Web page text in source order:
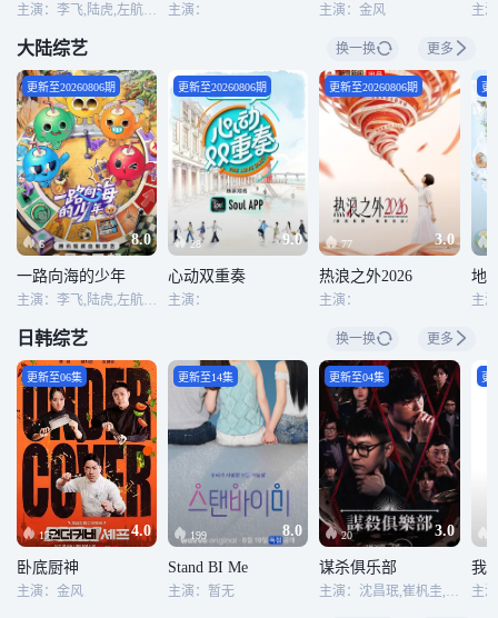
主演：李飞,陆虎,左航,阎鹤祥,朱志鑫,苏新皓,张极,张泽禹 主演： 主演：金风 主
大陆综艺 换一换 更多
6 8.0
更新至20260806期
一路向海的少年
主演：李飞,陆虎,左航,阎鹤祥,朱志鑫,苏新皓,张极,张泽禹
28 9.0
更新至20260806期
心动双重奏
主演：
77 3.0
更新至20260806期
热浪之外2026
主演：
更
地
日韩综艺 换一换 更多
177 4.0
更新至06集
卧底厨神
主演：金风
199 8.0
更新至14集
Stand BI Me
主演：暂无
20 3.0
更新至04集
谋杀俱乐部
更
我